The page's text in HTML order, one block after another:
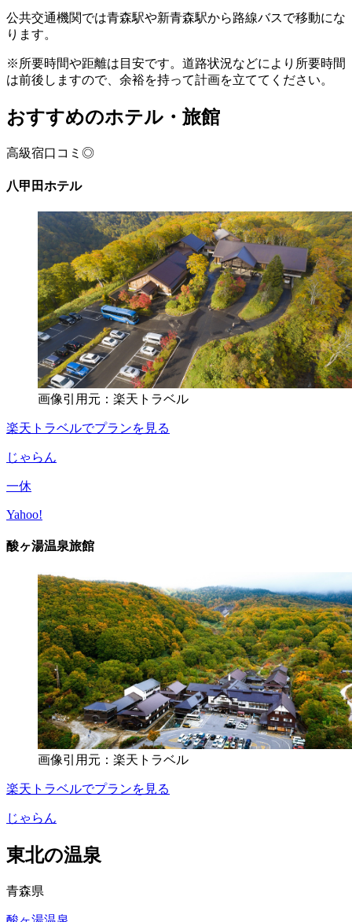
公共交通機関では青森駅や新青森駅から路線バスで移動にな
ります。
※所要時間や距離は目安です。道路状況などにより所要時間
は前後しますので、余裕を持って計画を立ててください。
おすすめのホテル・旅館
高級宿口コミ◎
八甲田ホテル
画像引用元：楽天トラベル
楽天トラベルでプランを見る
じゃらん
一休
Yahoo!
酸ヶ湯温泉旅館
画像引用元：楽天トラベル
楽天トラベルでプランを見る
じゃらん
東北の温泉
青森県